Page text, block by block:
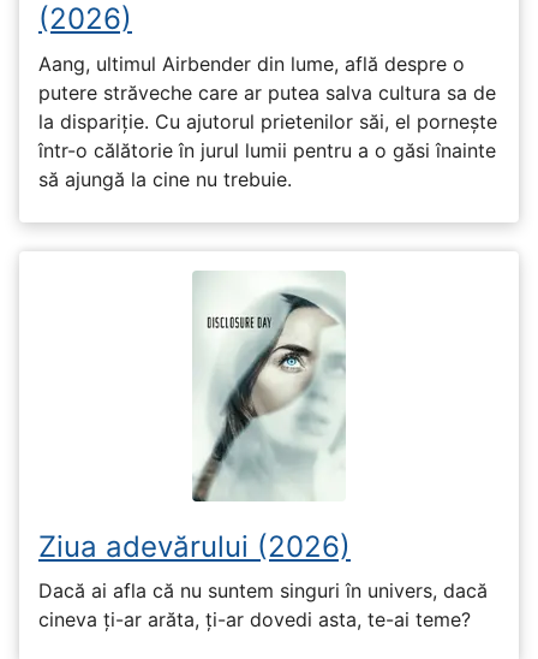
(2026)
Aang, ultimul Airbender din lume, află despre o
putere străveche care ar putea salva cultura sa de
la dispariție. Cu ajutorul prietenilor săi, el pornește
într-o călătorie în jurul lumii pentru a o găsi înainte
să ajungă la cine nu trebuie.
Ziua adevărului (2026)
Dacă ai afla că nu suntem singuri în univers, dacă
cineva ți-ar arăta, ți-ar dovedi asta, te-ai teme?